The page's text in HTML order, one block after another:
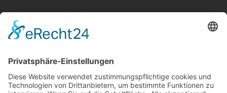
Zertifizierung
Verordnung.
Öko-Kontrollstelle: DE - ÖKO - 021